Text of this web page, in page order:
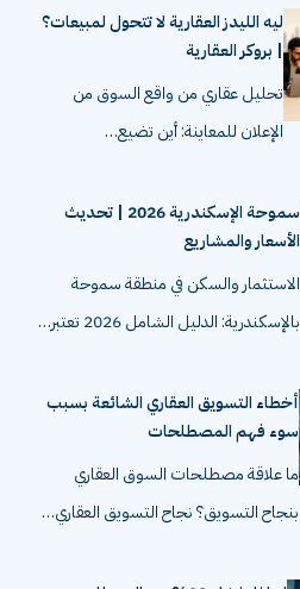
ليه الليدز العقارية لا تتحول لمبيعات؟
| بروكر العقارية
تحليل عقاري من واقع السوق من
الإعلان للمعاينة: أين تضيع…
سموحة الإسكندرية 2026 | تحديث
الأسعار والمشاريع
الاستثمار والسكن في منطقة سموحة
بالإسكندرية: الدليل الشامل 2026 تعتبر…
أخطاء التسويق العقاري الشائعة بسبب
سوء فهم المصطلحات
ما علاقة مصطلحات السوق العقاري
بنجاح التسويق؟ نجاح التسويق العقاري…